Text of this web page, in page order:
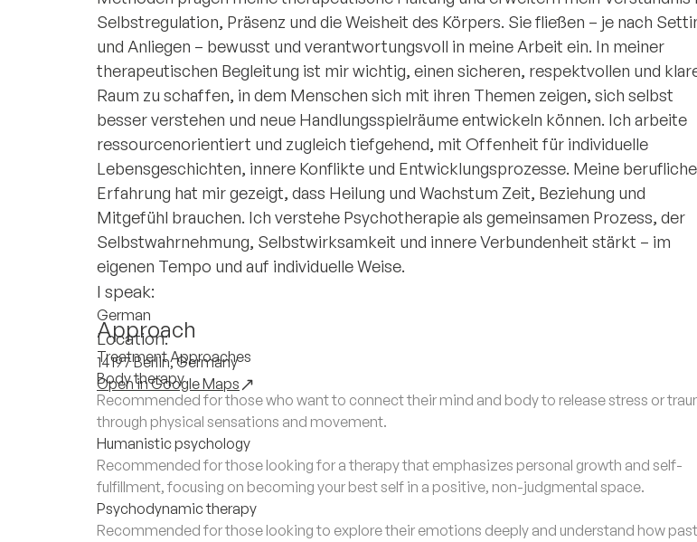
Selbstregulation, Präsenz und die Weisheit des Körpers. Sie fließen – je nach
und Anliegen – bewusst und verantwortungsvoll in meine Arbeit ein. In meiner
therapeutischen Begleitung ist mir wichtig, einen sicheren, respektvollen und
Raum zu schaffen, in dem Menschen sich mit ihren Themen zeigen, sich selbst
besser verstehen und neue Handlungsspielräume entwickeln können. Ich arbeite
ressourcenorientiert und zugleich tiefgehend, mit Offenheit für individuelle
Lebensgeschichten, innere Konflikte und Entwicklungsprozesse. Meine berufliche
Erfahrung hat mir gezeigt, dass Heilung und Wachstum Zeit, Beziehung und
Mitgefühl brauchen. Ich verstehe Psychotherapie als gemeinsamen Prozess, der
Selbstwahrnehmung, Selbstwirksamkeit und innere Verbundenheit stärkt – im
eigenen Tempo und auf individuelle Weise.
I speak:
German
Location:
14197 Berlin, Germany
Open in Google Maps
Approach
Treatment Approaches
Body therapy
Recommended for those who want to connect their mind and body to release stress or
through physical sensations and movement.
Humanistic psychology
Recommended for those looking for a therapy that emphasizes personal growth and self-
fulfillment, focusing on becoming your best self in a positive, non-judgmental space.
Psychodynamic therapy
Recommended for those looking to explore their emotions deeply and understand how past